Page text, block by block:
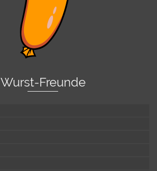
Wurst-Freunde